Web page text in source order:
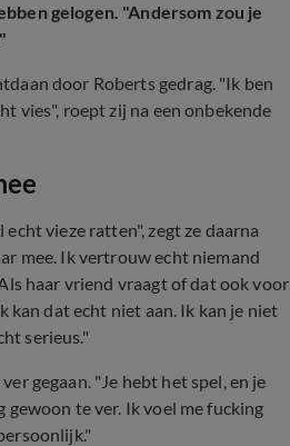
gelogen. "Andersom zou je
door Roberts gedrag. "Ik ben
vies", roept zij na een onbekende
vieze ratten", zegt ze daarna
mee. Ik vertrouw echt niemand
haar vriend vraagt of dat ook voor
kan dat echt niet aan. Ik kan je niet
serieus."
gegaan. "Je hebt het spel, en je
gewoon te ver. Ik voel me fucking